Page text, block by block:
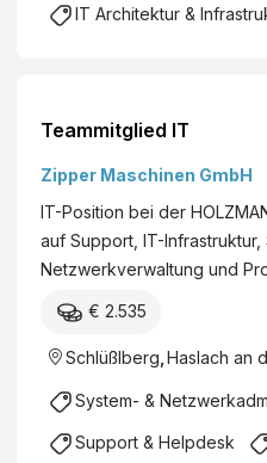
IT Architektur &
Teammitglied IT
Zipper Maschinen GmbH
IT-Position bei der
auf Support, IT-Infrastruktur,
Netzwerkverwaltung und
€ 2.535
Schlüßlberg Haslach an
System- &
Support & Helpdesk